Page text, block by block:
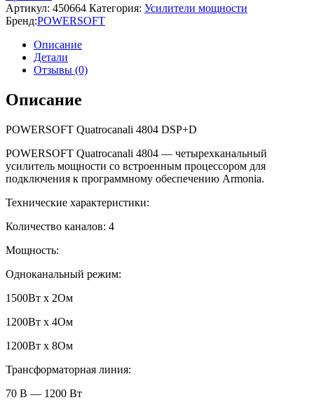
Артикул: 450664 Категория: Усилители мощности
Бренд:POWERSOFT
Описание
Детали
Отзывы (0)
Описание
POWERSOFT Quatrocanali 4804 DSP+D
POWERSOFT Quatrocanali 4804 — четырехканальный
усилитель мощности со встроенным процессором для
подключения к программному обеспечению Armonia.
Технические характеристики:
Количество каналов: 4
Мощность:
Одноканальный режим:
1500Вт х 2Ом
1200Вт х 4Ом
1200Вт х 8Ом
Трансформаторная линия:
70 В — 1200 Вт